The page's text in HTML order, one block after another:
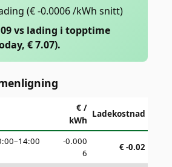
(€ -0.0006 /kWh snitt)
vs lading i topptime
€ 7.07).
€ /
kWh
Ladekostnad
-0.000
6
€-0.02